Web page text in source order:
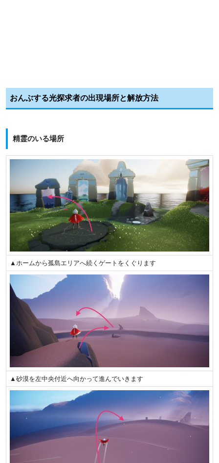
おんぶする光探求者の出現場所と解放方法
精霊のいる場所
▲ホームから孤島エリアへ続くゲートをくぐります
▲砂漠を左中央付近へ向かって進んでいきます